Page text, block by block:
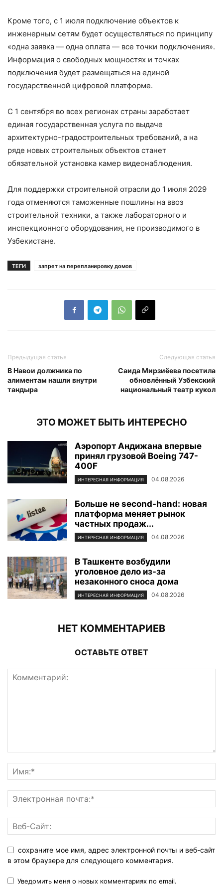
Кроме того, с 1 июля подключение объектов к
инженерным сетям будет осуществляться по принципу
«одна заявка — одна оплата — все точки подключения».
Информация о свободных мощностях и точках
подключения будет размещаться на единой
государственной цифровой платформе.
С 1 сентября во всех регионах страны заработает
единая государственная услуга по выдаче
архитектурно-градостроительных требований, а на
ряде новых строительных объектов станет
обязательной установка камер видеонаблюдения.
Для поддержки строительной отрасли до 1 июля 2029
года отменяются таможенные пошлины на ввоз
строительной техники, а также лабораторного и
инспекционного оборудования, не производимого в
Узбекистане.
ТЕГИ запрет на перепланировку домов
Предыдущая статья
В Навои должника по
алиментам нашли внутри
тандыра
Следующая статья
Саида Мирзиёева посетила
обновлённый Узбекский
национальный театр кукол
ЭТО МОЖЕТ БЫТЬ ИНТЕРЕСНО
Аэропорт Андижана впервые
принял грузовой Boeing 747-
400F
ИНТЕРЕСНАЯ ИНФОРМАЦИЯ 04.08.2026
Больше не second-hand: новая
платформа меняет рынок
частных продаж...
ИНТЕРЕСНАЯ ИНФОРМАЦИЯ 04.08.2026
В Ташкенте возбудили
уголовное дело из-за
незаконного сноса дома
ИНТЕРЕСНАЯ ИНФОРМАЦИЯ 04.08.2026
НЕТ КОММЕНТАРИЕВ
ОСТАВЬТЕ ОТВЕТ
сохраните мое имя, адрес электронной почты и веб-сайт
в этом браузере для следующего комментария.
Уведомить меня о новых комментариях по email.